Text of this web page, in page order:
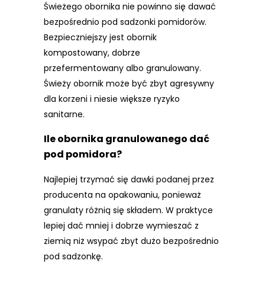
Świeżego obornika nie powinno się dawać
bezpośrednio pod sadzonki pomidorów.
Bezpieczniejszy jest obornik
kompostowany, dobrze
przefermentowany albo granulowany.
Świeży obornik może być zbyt agresywny
dla korzeni i niesie większe ryzyko
sanitarne.
Ile obornika granulowanego dać
pod pomidora?
Najlepiej trzymać się dawki podanej przez
producenta na opakowaniu, ponieważ
granulaty różnią się składem. W praktyce
lepiej dać mniej i dobrze wymieszać z
ziemią niż wsypać zbyt dużo bezpośrednio
pod sadzonkę.